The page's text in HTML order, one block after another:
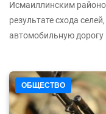
Исмаиллинским
результате схода
автомобильную
ОБЩЕСТВО